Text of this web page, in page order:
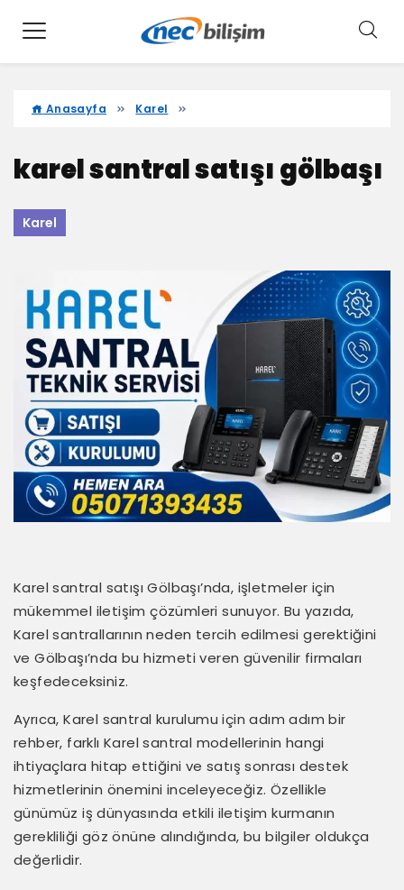
Anasayfa Karel
karel santral satışı gölbaşı
Karel
Karel santral satışı Gölbaşı’nda, işletmeler için
mükemmel iletişim çözümleri sunuyor. Bu yazıda,
Karel santrallarının neden tercih edilmesi gerektiğini
ve Gölbaşı’nda bu hizmeti veren güvenilir firmaları
keşfedeceksiniz.
Ayrıca, Karel santral kurulumu için adım adım bir
rehber, farklı Karel santral modellerinin hangi
ihtiyaçlara hitap ettiğini ve satış sonrası destek
hizmetlerinin önemini inceleyeceğiz. Özellikle
günümüz iş dünyasında etkili iletişim kurmanın
gerekliliği göz önüne alındığında, bu bilgiler oldukça
değerlidir.